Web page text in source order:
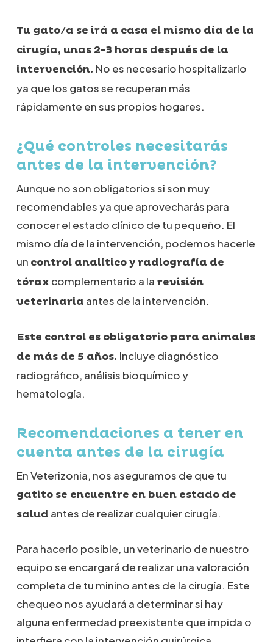
Tu gato/a se irá a casa el mismo día de la
cirugía, unas 2-3 horas después de la
intervención. No es necesario hospitalizarlo
ya que los gatos se recuperan más
rápidamente en sus propios hogares.
¿Qué controles necesitarás
antes de la intervención?
Aunque no son obligatorios si son muy
recomendables ya que aprovecharás para
conocer el estado clínico de tu pequeño. El
mismo día de la intervención, podemos hacerle
un control analítico y radiografía de
tórax complementario a la revisión
veterinaria antes de la intervención.
Este control es obligatorio para animales
de más de 5 años. Incluye diagnóstico
radiográfico, análisis bioquímico y
hematología.
Recomendaciones a tener en
cuenta antes de la cirugía
En Veterizonia, nos aseguramos de que tu
gatito se encuentre en buen estado de
salud antes de realizar cualquier cirugía.
Para hacerlo posible, un veterinario de nuestro
equipo se encargará de realizar una valoración
completa de tu minino antes de la cirugía. Este
chequeo nos ayudará a determinar si hay
alguna enfermedad preexistente que impida o